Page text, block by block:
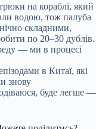
на кораблі, який
водою, тож палуба
складними,
по 20–30 дублів.
— ми в процесі
в Китаї, які
знову
буде легше —